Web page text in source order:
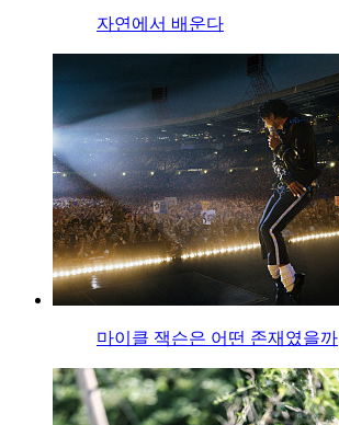
자연에서 배운다
마이클 잭슨은 어떤 존재였을까